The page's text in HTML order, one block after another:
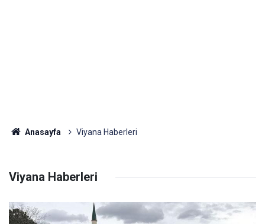
Anasayfa Viyana Haberleri
Viyana Haberleri